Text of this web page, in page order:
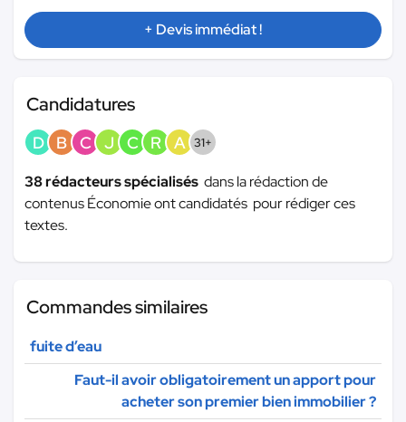
+ Devis immédiat !
Candidatures
D B C J C R A 31+
38 rédacteurs spécialisés dans la rédaction de
contenus Économie ont candidatés pour rédiger ces
textes.
Commandes similaires
fuite d’eau
Faut-il avoir obligatoirement un apport pour
acheter son premier bien immobilier ?